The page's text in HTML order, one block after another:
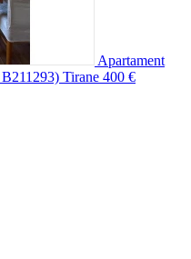
Apartament
Tirane 400 €